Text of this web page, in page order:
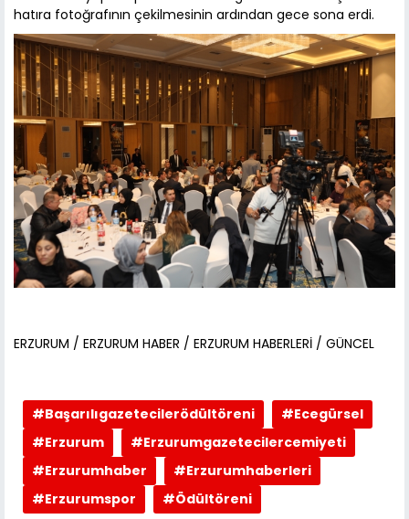
hatıra fotoğrafının çekilmesinin ardından gece sona erdi.
ERZURUM / ERZURUM HABER / ERZURUM HABERLERİ / GÜNCEL
#Başarılıgazetecilerödültöreni
#Ecegürsel
#Erzurum
#Erzurumgazetecilercemiyeti
#Erzurumhaber
#Erzurumhaberleri
#Erzurumspor
#Ödültöreni